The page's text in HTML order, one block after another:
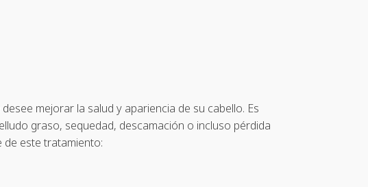
mejorar la salud y apariencia de su cabello. Es
graso, sequedad, descamación o incluso pérdida
de este tratamiento: